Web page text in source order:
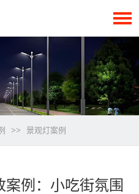
>> 景观灯案例
例：小吃街氛围